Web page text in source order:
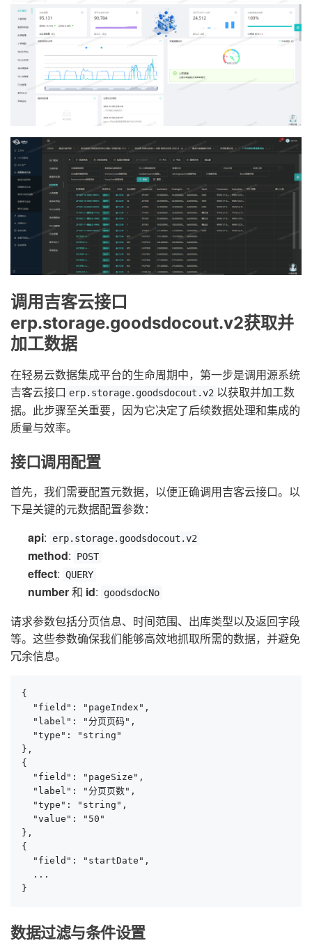
调用吉客云接口
erp.storage.goodsdocout.v2获取并
加工数据
在轻易云数据集成平台的生命周期中，第一步是调用源系统
吉客云接口 erp.storage.goodsdocout.v2 以获取并加工数
据。此步骤至关重要，因为它决定了后续数据处理和集成的
质量与效率。
接口调用配置
首先，我们需要配置元数据，以便正确调用吉客云接口。以
下是关键的元数据配置参数：
api: erp.storage.goodsdocout.v2
method: POST
effect: QUERY
number和 id: goodsdocNo
请求参数包括分页信息、时间范围、出库类型以及返回字段
等。这些参数确保我们能够高效地抓取所需的数据，并避免
冗余信息。
{
  "field": "pageIndex",
  "label": "分页页码",
  "type": "string"
},
{
  "field": "pageSize",
  "label": "分页页数",
  "type": "string",
  "value": "50"
},
{
  "field": "startDate",
  ...
}
数据过滤与条件设置